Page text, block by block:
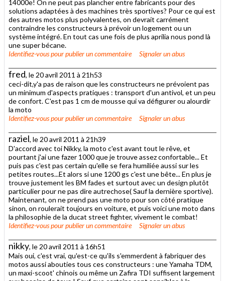
14000e! On ne peut pas plancher entre fabricants pour des
solutions adaptées à des machines très sportives? Pour ce qui est
des autres motos plus polyvalentes, on devrait carrément
contraindre les constructeurs à prévoir un logement ou un
système intégré. En tout cas une fois de plus aprilia nous pond là
une super bécane.
Identifiez-vouspour publier un commentaire Signaler un abus
fred, le 20 avril 2011 à 21h53
ceci-dit,y'a pas de raison que les constructeurs ne prévoient pas
un minimum d'aspects pratiques : transport d'un antivol, et un peu
de confort. C'est pas 1 cm de mousse qui va défigurer ou alourdir
la moto
Identifiez-vouspour publier un commentaire Signaler un abus
raziel, le 20 avril 2011 à 21h39
D'accord avec toi Nikky, la moto c'est avant tout le rêve, et
pourtant j'ai une fazer 1000 que je trouve assez confortable... Et
puis pas c'est pas certain qu'elle se fera humiliée aussi sur les
petites routes...Et alors si une 1200 gs c'est une bête... En plus je
trouve justement les BM fades et surtout avec un design plutôt
particulier pour ne pas dire autrechose( Sauf la dernière sportive).
Maintenant, on ne prend pas une moto pour son côté pratique
sinon, on roulerait toujours en voiture, et puis voici une moto dans
la philosophie de la ducat street fighter, vivement le combat!
Identifiez-vouspour publier un commentaire Signaler un abus
nikky, le 20 avril 2011 à 16h51
Mais oui, c'est vrai, qu'est-ce qu'ils s'emmerdent à fabriquer des
motos aussi abouties tous ces constructeurs : une Yamaha TDM,
un maxi-scoot' chinois ou même un Zafira TDI suffisent largement